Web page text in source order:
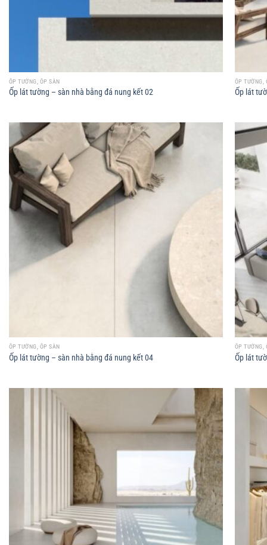
ỐP TƯỜNG, ỐP SÀN
Ốp lát tường – sàn nhà bằng đá nung kết 02
ỐP TƯỜNG,
Ốp lát
ỐP TƯỜNG, ỐP SÀN
Ốp lát tường – sàn nhà bằng đá nung kết 04
ỐP TƯỜNG,
Ốp lát